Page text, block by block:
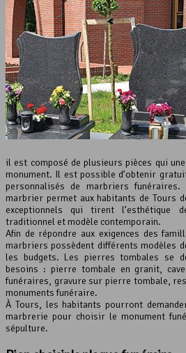
il est composé de plusieurs pièces qui
monument. Il est possible d’obtenir
personnalisés de marbriers
marbrier permet aux habitants de Tours
exceptionnels qui tirent l’esthétique
traditionnel et modèle contemporain.
Afin de répondre aux exigences des
marbriers possèdent différents modèles
les budgets. Les pierres tombales se
besoins : pierre tombale en granit,
funéraires, gravure sur pierre tombale,
monuments funéraire.
À Tours, les habitants pourront
marbrerie pour choisir le monument
sépulture.